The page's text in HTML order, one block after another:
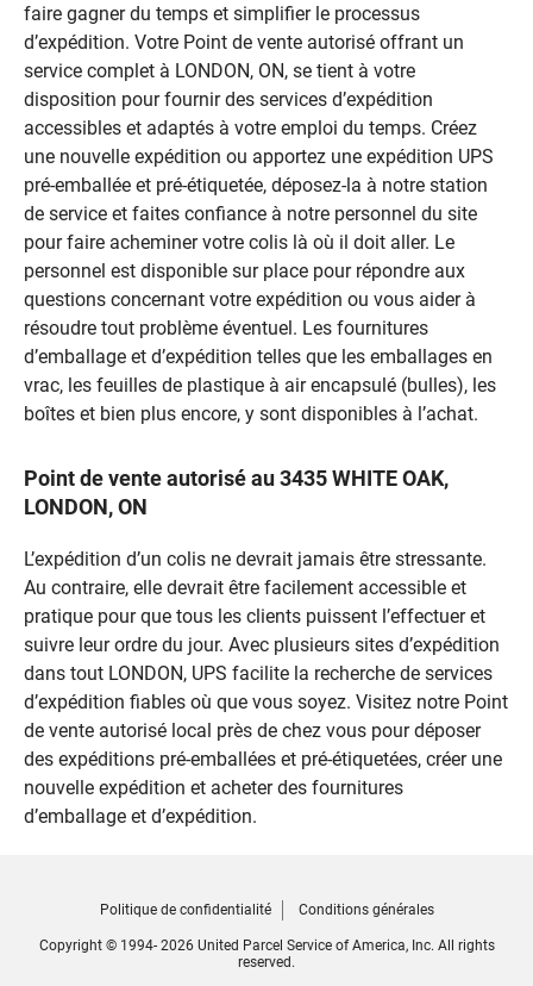
faire gagner du temps et simplifier le processus
d’expédition. Votre Point de vente autorisé offrant un
service complet à LONDON, ON, se tient à votre
disposition pour fournir des services d’expédition
accessibles et adaptés à votre emploi du temps. Créez
une nouvelle expédition ou apportez une expédition UPS
pré-emballée et pré-étiquetée, déposez-la à notre station
de service et faites confiance à notre personnel du site
pour faire acheminer votre colis là où il doit aller. Le
personnel est disponible sur place pour répondre aux
questions concernant votre expédition ou vous aider à
résoudre tout problème éventuel. Les fournitures
d’emballage et d’expédition telles que les emballages en
vrac, les feuilles de plastique à air encapsulé (bulles), les
boîtes et bien plus encore, y sont disponibles à l’achat.
Point de vente autorisé au 3435 WHITE OAK,
LONDON, ON
L’expédition d’un colis ne devrait jamais être stressante.
Au contraire, elle devrait être facilement accessible et
pratique pour que tous les clients puissent l’effectuer et
suivre leur ordre du jour. Avec plusieurs sites d’expédition
dans tout LONDON, UPS facilite la recherche de services
d’expédition fiables où que vous soyez. Visitez notre Point
de vente autorisé local près de chez vous pour déposer
des expéditions pré-emballées et pré-étiquetées, créer une
nouvelle expédition et acheter des fournitures
d’emballage et d’expédition.
Politique de confidentialité Conditions générales
Copyright © 1994- 2026 United Parcel Service of America, Inc. All rights
reserved.